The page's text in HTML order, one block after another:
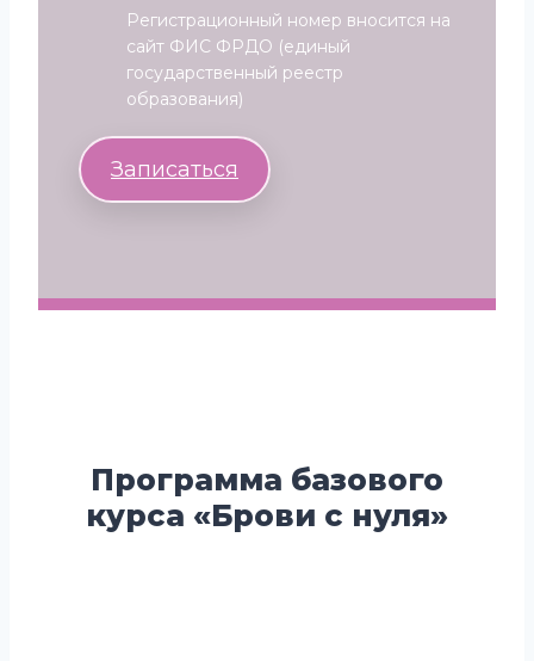
Регистрационный номер вносится на
сайт ФИС ФРДО (единый
государственный реестр
образования)
Записаться
Программа базового
курса «Брови с нуля»